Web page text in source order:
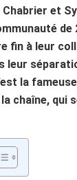
et
de
fin à leur
leur
la
chaîne, qui